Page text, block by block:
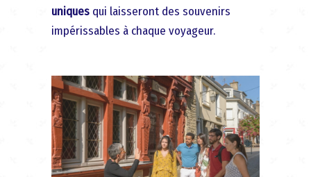
uniques qui laisseront des souvenirs
impérissables à chaque voyageur.